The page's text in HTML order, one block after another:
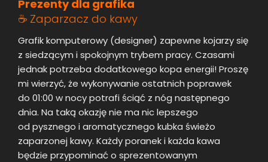
Prezenty dla grafika
☕ Zaparzacz do kawy
Grafik komputerowy (designer) zapewne kojarzy się
z siedzącym i spokojnym trybem pracy. Czasami
jednak potrzeba dodatkowego kopa energii! Proszę
mi wierzyć, że wykonywanie ostatnich poprawek
do 01:00 w nocy potrafi ściąć z nóg następnego
dnia. Na taką okazję nie ma nic lepszego
od pysznego i aromatycznego kubka świeżo
zaparzonej kawy. Każdy poranek i każda kawa
będzie przypominać o sprezentowanym